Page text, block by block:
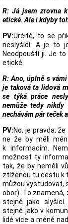
R: Já jsem zrovna
etické. Ale i kdyby
PV:Určitě, to se
neslyšící. A je to
Neodpouští ji. Je
etické.
R: Ano, úplně s
je taková ta lidová
se týká práce
nemůže tedy
nechávám pár teček
PV:No, je pravda,
ne že by měli
k informacím.
možnost ty
tak, že by neměli
ztíženou tu cestu k
můžou vystudovat,
obor). To
stejně jako
stejné jako v
lidé více a méně